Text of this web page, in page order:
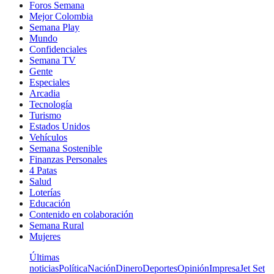
Foros Semana
Mejor Colombia
Semana Play
Mundo
Confidenciales
Semana TV
Gente
Especiales
Arcadia
Tecnología
Turismo
Estados Unidos
Vehículos
Semana Sostenible
Finanzas Personales
4 Patas
Salud
Loterías
Educación
Contenido en colaboración
Semana Rural
Mujeres
Últimas
noticiasPolíticaNaciónDineroDeportesOpiniónImpresaJet Set